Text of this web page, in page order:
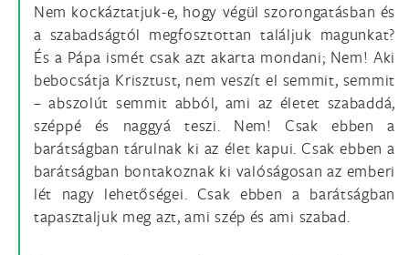
Nem kockáztatjuk-e, hogy végül szorongatásban és
a szabadságtól megfosztottan találjuk magunkat?
És a Pápa ismét csak azt akarta mondani; Nem! Aki
bebocsátja Krisztust, nem veszít el semmit, semmit
– abszolút semmit abból, ami az életet szabaddá,
széppé és naggyá teszi. Nem! Csak ebben a
barátságban tárulnak ki az élet kapui. Csak ebben a
barátságban bontakoznak ki valóságosan az emberi
lét nagy lehetőségei. Csak ebben a barátságban
tapasztaljuk meg azt, ami szép és ami szabad.